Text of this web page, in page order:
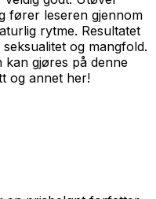
fører leseren gjennom
rytme. Resultatet
og mangfold.
kan gjøres på denne
og annet her!